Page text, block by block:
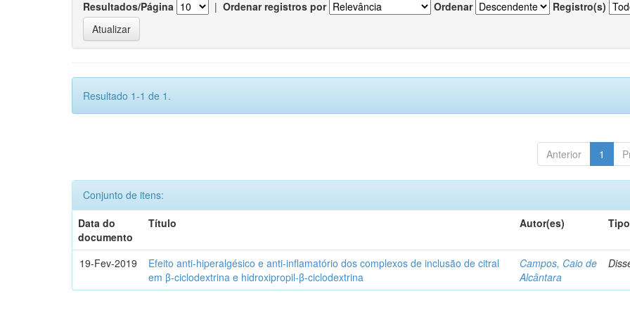
Resultados/Página | Ordenar registros por Ordenar Registro(s)
Resultado 1-1 de 1.
Anterior 1
Conjunto de itens:
Data do
documento
Título Autor(es) Tipo
19-Fev-2019
Efeito anti-hiperalgésico e anti-inflamatório dos complexos de inclusão de citral
em β-ciclodextrina e hidroxipropil-β-ciclodextrina
Campos, Caio de
Alcântara